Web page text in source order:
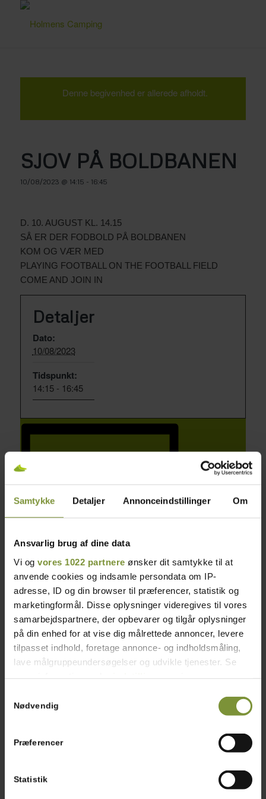
Samtykke Detaljer Annonceindstillinger Om
Ansvarlig brug af dine data
Vi og vores 1022 partnere ønsker dit samtykke til at
anvende cookies og indsamle persondata om IP-
adresse, ID og din browser til præferencer, statistik og
marketingformål. Disse oplysninger videregives til vores
samarbejdspartnere, der opbevarer og tilgår oplysninger
på din enhed for at vise dig målrettede annoncer, levere
tilpasset indhold, foretage annonce- og indholdsmåling,
lave målgruppeundersøgelser og udvikle tjenester. Se
tilbage eller ændre indstillinger fra vores
"Cookiedeklaration", eller ved at trykke på "Privacy
Indsamle præcise oplysninger om din placering, der
Nødvendig
Præferencer
Statistik
Denne begivenhed er allerede afholdt.
SJOV PÅ BOLDBANEN
10/08/2023 @ 14:15 - 16:45
D. 10. AUGUST KL. 14.15
SÅ ER DER FODBOLD PÅ BOLDBANEN
KOM OG VÆR MED
PLAYING FOOTBALL ON THE FOOTBALL FIELD
COME AND JOIN IN
Detaljer
Dato:
10/08/2023
Tidspunkt:
14:15 - 16:45
Tilføj til kalender
iCalendar